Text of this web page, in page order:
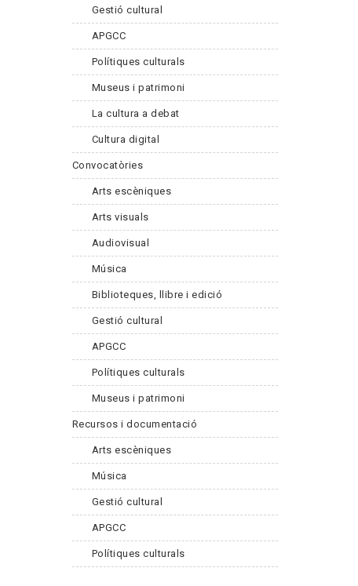
Gestió cultural
APGCC
Polítiques culturals
Museus i patrimoni
La cultura a debat
Cultura digital
Convocatòries
Arts escèniques
Arts visuals
Audiovisual
Música
Biblioteques, llibre i edició
Gestió cultural
APGCC
Polítiques culturals
Museus i patrimoni
Recursos i documentació
Arts escèniques
Música
Gestió cultural
APGCC
Polítiques culturals